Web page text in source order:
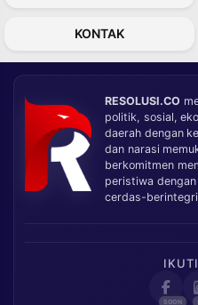
KONTAK
RESOLUSI.CO
politik, sosial,
daerah dengan
dan narasi
berkomitmen
peristiwa
cerdas-